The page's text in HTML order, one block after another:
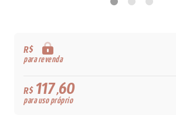
R$
para revenda
R$117,60
para uso próprio